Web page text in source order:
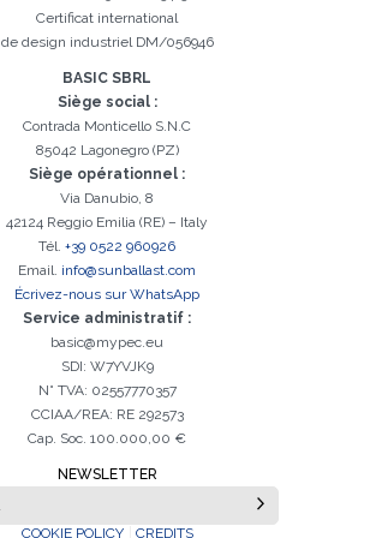
Certificat international
de design industriel DM/056946
BASIC SBRL
Siège social :
Contrada Monticello S.N.C
85042 Lagonegro (PZ)
Siège opérationnel :
Via Danubio, 8
42124 Reggio Emilia (RE) – Italy
Tél. +39 0522 960926
Email. info@sunballast.com
Écrivez-nous sur WhatsApp
Service administratif :
basic@mypec.eu
SDI: W7YVJK9
N° TVA: 02557770357
CCIAA/REA: RE 292573
Cap. Soc. 100.000,00 €
NEWSLETTER
COOKIE POLICY CREDITS